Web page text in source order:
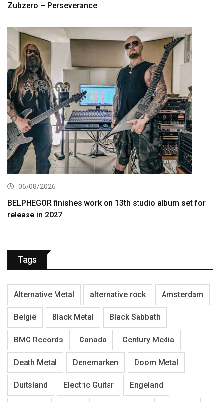
Zubzero – Perseverance
06/08/2026
BELPHEGOR finishes work on 13th studio album set for
release in 2027
Tags
Alternative Metal alternative rock Amsterdam
België Black Metal Black Sabbath
BMG Records Canada Century Media
Death Metal Denemarken Doom Metal
Duitsland Electric Guitar Engeland